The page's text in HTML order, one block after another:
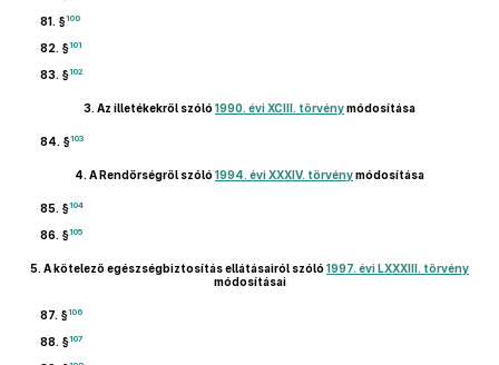
81. §100
82. §101
83. §102
3. Az illetékekről szóló 1990. évi XCIII. törvénymódosítása
84. §103
4. A Rendőrségről szóló 1994. évi XXXIV. törvénymódosítása
85. §104
86. §105
5. A kötelező egészségbiztosítás ellátásairól szóló 1997. évi LXXXIII. törvény
módosításai
87. §106
88. §107